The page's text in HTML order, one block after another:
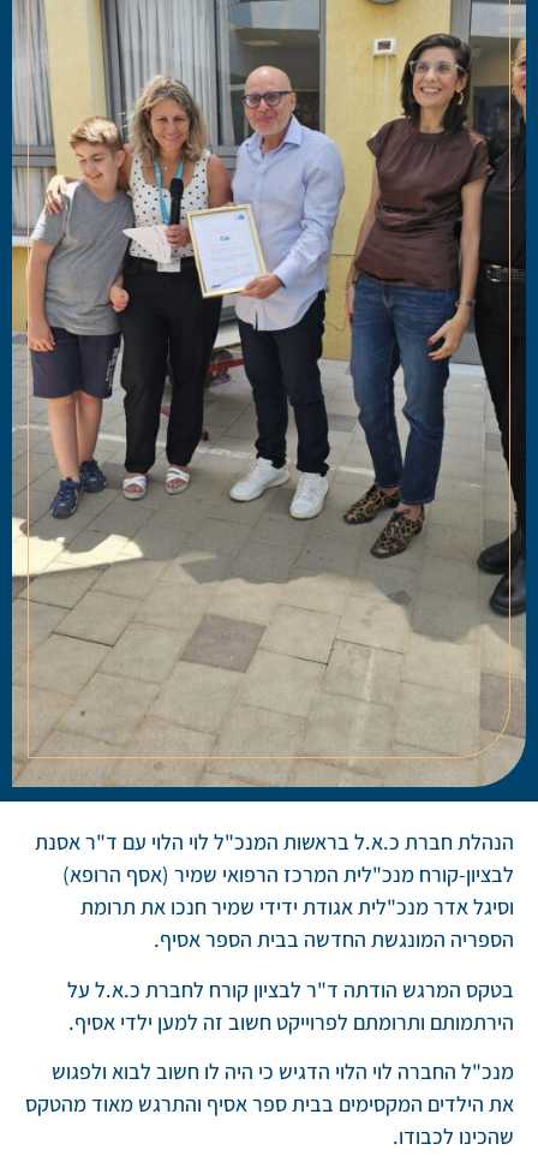
ד"ר אסנת
הרופא)
על
אסיף.
ולפגוש
מהטקס